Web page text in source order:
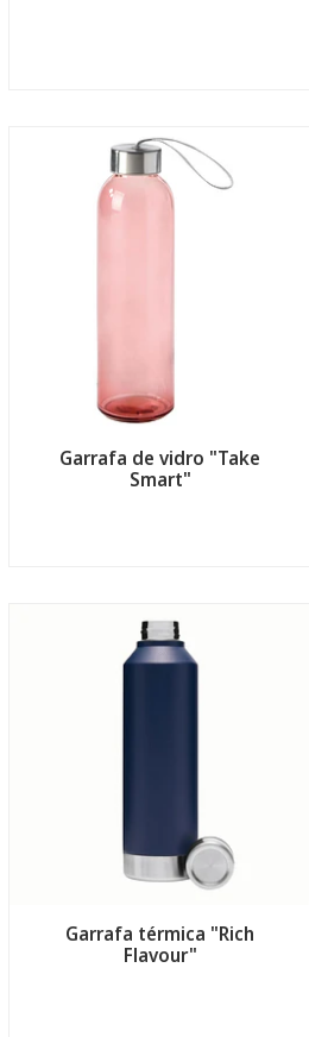
Garrafa de vidro "Take
Smart"
Garrafa térmica "Rich
Flavour"